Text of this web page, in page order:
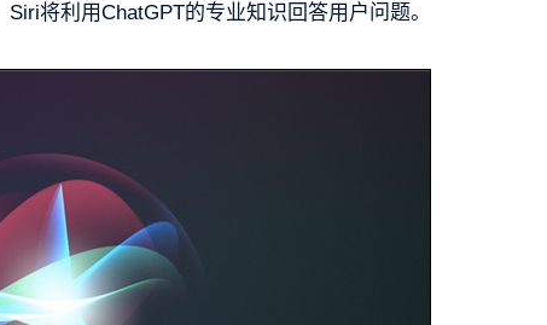
将利用ChatGPT的专业知识回答用户问题。